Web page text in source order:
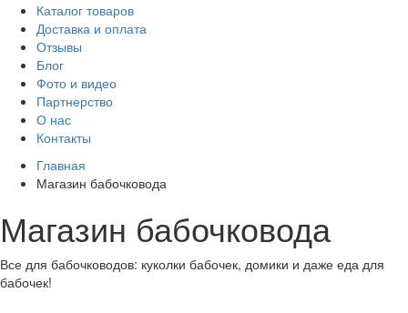
Каталог товаров
Доставка и оплата
Отзывы
Блог
Фото и видео
Партнерство
О нас
Контакты
Главная
Магазин бабочковода
Магазин бабочковода
Все для бабочководов: куколки бабочек, домики и даже еда для
бабочек!